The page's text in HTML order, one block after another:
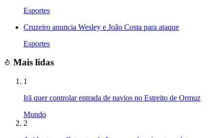
Esportes
Cruzeiro anuncia Wesley e João Costa para ataque
Esportes
Mais lidas
1
Irã quer controlar entrada de navios no Estreito de Ormuz
Mundo
2